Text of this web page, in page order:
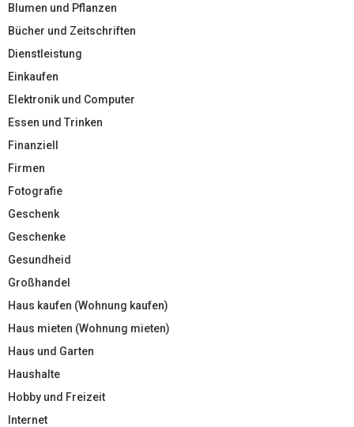
Blumen und Pflanzen
Bücher und Zeitschriften
Dienstleistung
Einkaufen
Elektronik und Computer
Essen und Trinken
Finanziell
Firmen
Fotografie
Geschenk
Geschenke
Gesundheid
Großhandel
Haus kaufen (Wohnung kaufen)
Haus mieten (Wohnung mieten)
Haus und Garten
Haushalte
Hobby und Freizeit
Internet